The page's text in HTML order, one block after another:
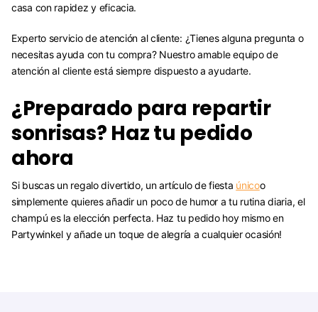
casa con rapidez y eficacia.
Experto servicio de atención al cliente: ¿Tienes alguna pregunta o
necesitas ayuda con tu compra? Nuestro amable equipo de
atención al cliente está siempre dispuesto a ayudarte.
¿Preparado para repartir
sonrisas? Haz tu pedido
ahora
Si buscas un regalo divertido, un artículo de fiesta únicoo
simplemente quieres añadir un poco de humor a tu rutina diaria, el
champú es la elección perfecta. Haz tu pedido hoy mismo en
Partywinkel y añade un toque de alegría a cualquier ocasión!